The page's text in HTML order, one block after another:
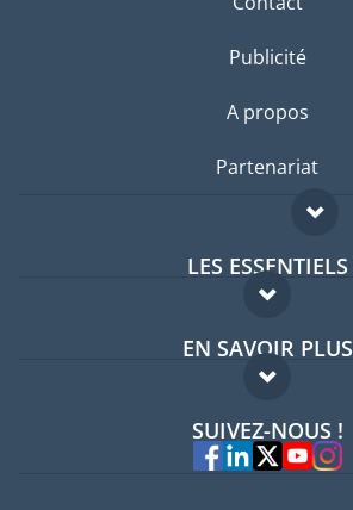
Publicité
A propos
Partenariat
LES ESSENTIELS
Forum expatriés
Guides pays
EN SAVOIR PLUS
FAQ
Experts
SUIVEZ-NOUS !